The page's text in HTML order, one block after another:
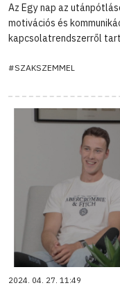
Az Egy nap az
motivációs és
kapcsolatrendszerről
#SZAKSZEMMEL
2024. 04. 27. 11:49